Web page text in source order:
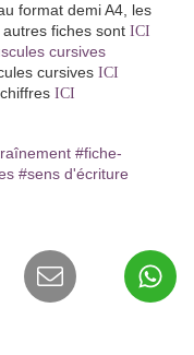
format demi A4, les
fiches sont ICI
cursives ICI
ICI
#fiche-
#sens d'écriture